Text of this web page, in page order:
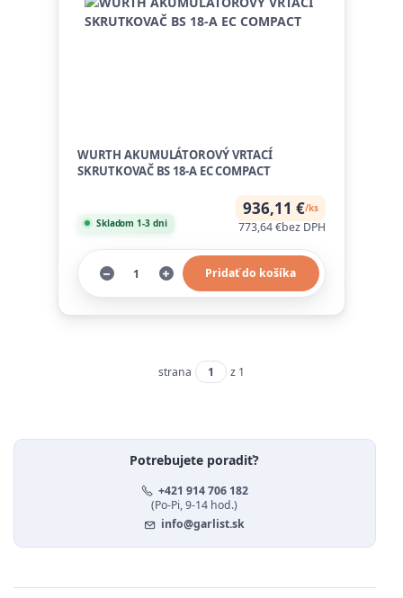
WURTH AKUMULÁTOROVÝ VRTACÍ
SKRUTKOVAČ BS 18-A EC COMPACT
936,11 €/ks
773,64 €bez DPH
Skladom 1-3 dni
Pridať do košíka
strana z 1
Potrebujete poradiť?
+421 914 706 182
(Po-Pi, 9-14 hod.)
info@garlist.sk